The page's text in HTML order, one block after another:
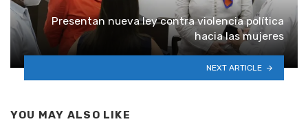
Presentan nueva ley contra violencia política
hacia las mujeres
NEXT ARTICLE
YOU MAY ALSO LIKE